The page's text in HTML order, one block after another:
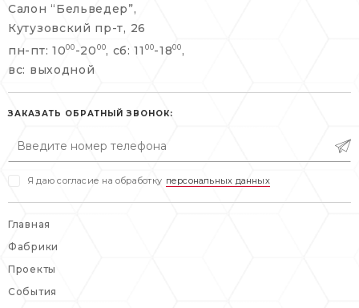
info@belveder-e.ru
пн-пт: 10:00-20:00
сб, вс: выходной
+7 495 477 45 43
info@belveder-e.ru
пн-пт: 10:00-19:00
сб: выходной
Салон “Бельведер”,
Кутузовский пр-т, 26
пн-пт: 1000 -20 00, сб: 11 00-1800 ,
вс: выходной
ЗАКАЗАТЬ ОБРАТНЫЙ ЗВОНОК:
Я даю согласие на обработку персональных данных
Главная
Фабрики
Проекты
События